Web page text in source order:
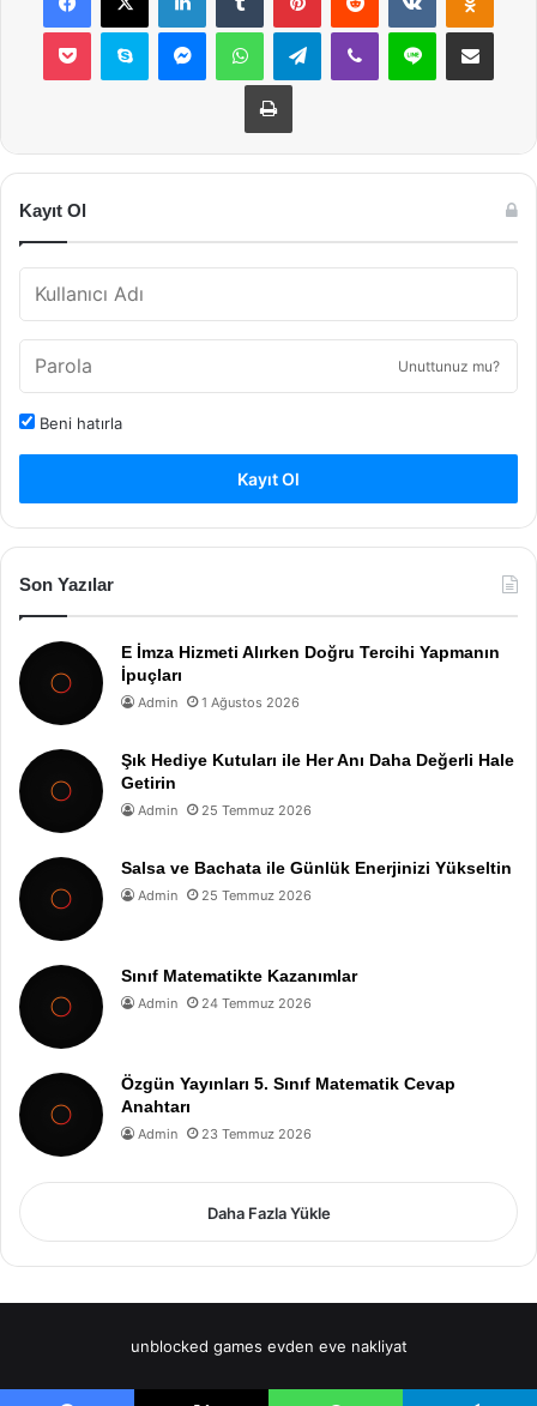
Pocket Skype MessengerWhatsAppTelegramViber Line E-Posta ile
Yazdır
Kayıt Ol
Unuttunuz mu?
Beni hatırla
Kayıt Ol
Son Yazılar
E İmza Hizmeti Alırken Doğru Tercihi Yapmanın
İpuçları
Admin 1 Ağustos 2026
Şık Hediye Kutuları ile Her Anı Daha Değerli Hale
Getirin
Admin 25 Temmuz 2026
Salsa ve Bachata ile Günlük Enerjinizi Yükseltin
Admin 25 Temmuz 2026
Sınıf Matematikte Kazanımlar
Admin 24 Temmuz 2026
Özgün Yayınları 5. Sınıf Matematik Cevap
Anahtarı
Admin 23 Temmuz 2026
Daha Fazla Yükle
unblocked games evden eve nakliyat